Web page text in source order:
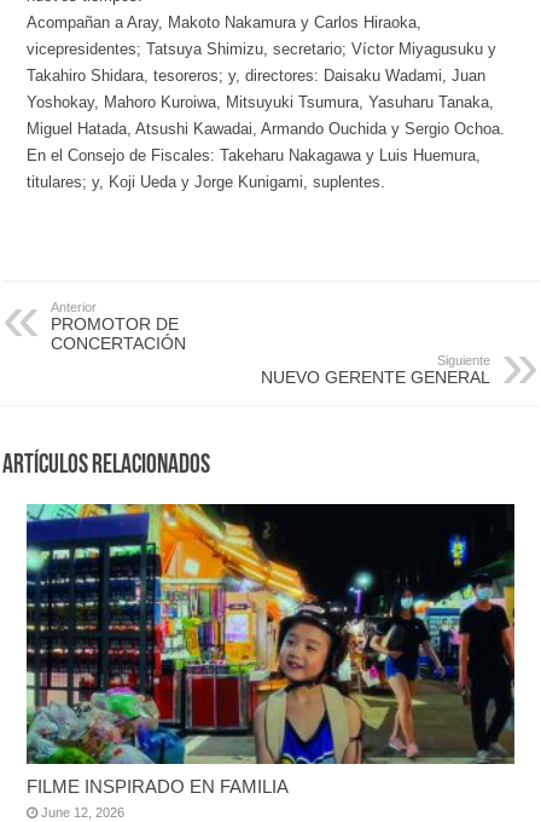
Acompañan a Aray, Makoto Nakamura y Carlos Hiraoka,
vicepresidentes; Tatsuya Shimizu, secretario; Víctor Miyagusuku y
Takahiro Shidara, tesoreros; y, directores: Daisaku Wadami, Juan
Yoshokay, Mahoro Kuroiwa, Mitsuyuki Tsumura, Yasuharu Tanaka,
Miguel Hatada, Atsushi Kawadai, Armando Ouchida y Sergio Ochoa.
En el Consejo de Fiscales: Takeharu Nakagawa y Luis Huemura,
titulares; y, Koji Ueda y Jorge Kunigami, suplentes.
Anterior
PROMOTOR DE
CONCERTACIÓN
Siguiente
NUEVO GERENTE GENERAL
Artículos Relacionados
FILME INSPIRADO EN FAMILIA
June 12, 2026